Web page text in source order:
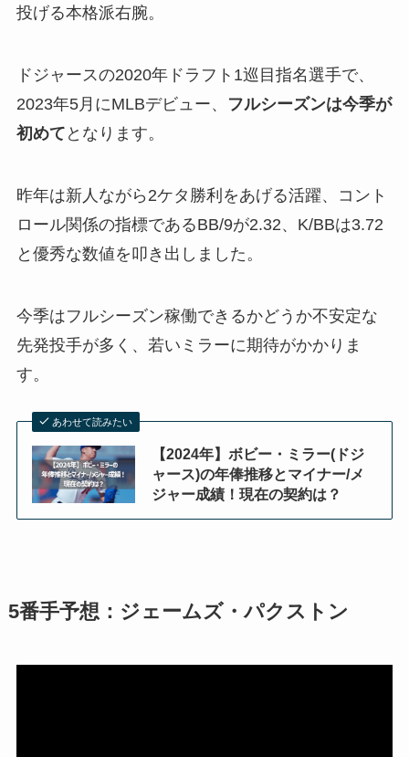
投げる本格派右腕。
ドジャースの2020年ドラフト1巡目指名選手で、
2023年5月にMLBデビュー、
フルシーズンは今季が
初めて となります。
昨年は新人ながら2ケタ勝利をあげる活躍、コント
ロール関係の指標であるBB/9が2.32、K/BBは3.72
と優秀な数値を叩き出しました。
今季はフルシーズン稼働できるかどうか不安定な
先発投手が多く、若いミラーに期待がかかりま
す。
あわせて読みたい
【2024年】ボビー・ミラー(ドジ
ャース)の年俸推移とマイナー/メ
ジャー成績！現在の契約は？
5番手予想：ジェームズ・パクストン